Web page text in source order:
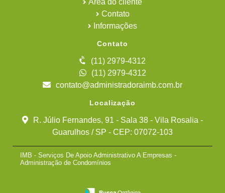
Área do cliente
Contato
Informações
Contato
(11) 2979-4312
(11) 2979-4312
contato@administradoraimb.com.br
Localização
R. Júlio Fernandes, 91 - Sala 38 - Vila Rosalia -
Guarulhos / SP - CEP: 07072-103
IMB - Serviços De Apoio Administrativo A Empresas -
Administração de Condomínios